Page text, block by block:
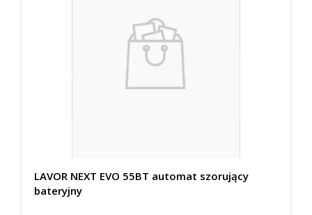
LAVOR NEXT EVO 55BT automat szorujący
bateryjny